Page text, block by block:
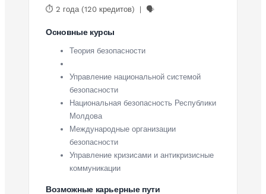
⏱ 2 года (120 кредитов) | 🗣
Основные курсы
Теория безопасности
Управление национальной системой
безопасности
Национальная безопасность Республики
Молдова
Международные организации
безопасности
Управление кризисами и антикризисные
коммуникации
Возможные карьерные пути